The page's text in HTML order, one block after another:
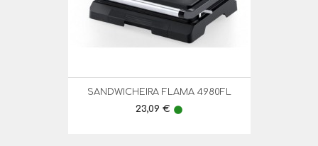
SANDWICHEIRA FLAMA 4980FL
Preço
23,09 € lens